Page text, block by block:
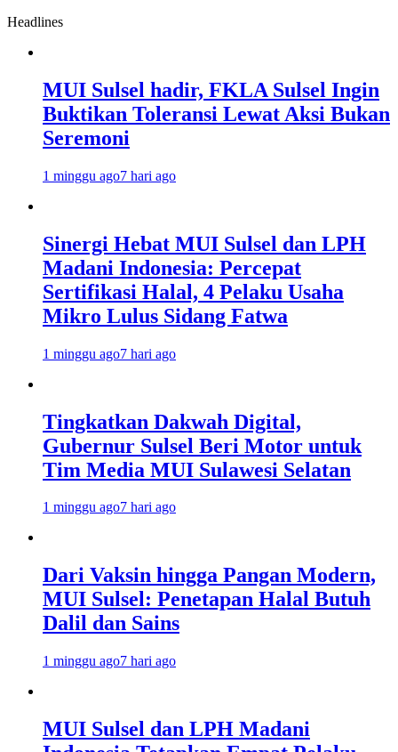
Headlines
MUI Sulsel hadir, FKLA Sulsel Ingin
Buktikan Toleransi Lewat Aksi Bukan
Seremoni
1 minggu ago7 hari ago
Sinergi Hebat MUI Sulsel dan LPH
Madani Indonesia: Percepat
Sertifikasi Halal, 4 Pelaku Usaha
Mikro Lulus Sidang Fatwa
1 minggu ago7 hari ago
Tingkatkan Dakwah Digital,
Gubernur Sulsel Beri Motor untuk
Tim Media MUI Sulawesi Selatan
1 minggu ago7 hari ago
Dari Vaksin hingga Pangan Modern,
MUI Sulsel: Penetapan Halal Butuh
Dalil dan Sains
1 minggu ago7 hari ago
MUI Sulsel dan LPH Madani